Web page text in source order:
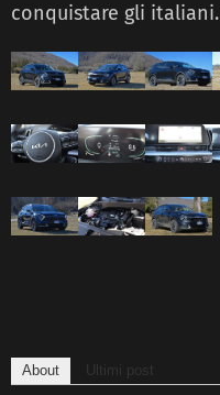
conquistare gli italiani.
About Ultimi post